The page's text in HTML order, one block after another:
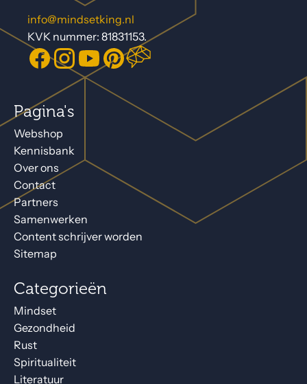
info@mindsetking.nl
KVK nummer: 81831153.
Pagina's
Webshop
Kennisbank
Over ons
Contact
Partners
Samenwerken
Content schrijver worden
Sitemap
Categorieën
Mindset
Gezondheid
Rust
Spiritualiteit
Literatuur